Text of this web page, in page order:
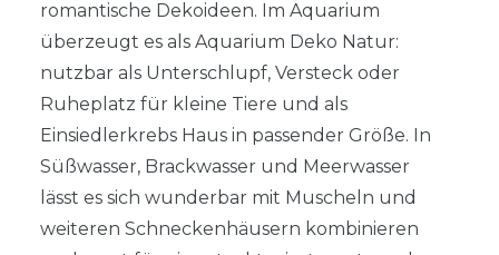
romantische Dekoideen. Im Aquarium
überzeugt es als Aquarium Deko Natur:
nutzbar als Unterschlupf, Versteck oder
Ruheplatz für kleine Tiere und als
Einsiedlerkrebs Haus in passender Größe. In
Süßwasser, Brackwasser und Meerwasser
lässt es sich wunderbar mit Muscheln und
weiteren Schneckenhäusern kombinieren